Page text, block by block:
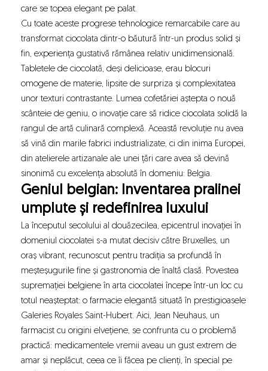
care se topea elegant pe palat.
Cu toate aceste progrese tehnologice remarcabile care au
transformat ciocolata dintr-o băutură într-un produs solid și
fin, experiența gustativă rămânea relativ unidimensională.
Tabletele de ciocolată, deși delicioase, erau blocuri
omogene de materie, lipsite de surpriza și complexitatea
unor texturi contrastante. Lumea cofetăriei aștepta o nouă
scânteie de geniu, o inovație care să ridice ciocolata solidă la
rangul de artă culinară complexă. Această revoluție nu avea
să vină din marile fabrici industrializate, ci din inima Europei,
din atelierele artizanale ale unei țări care avea să devină
sinonimă cu excelența absolută în domeniu: Belgia.
Geniul belgian: Inventarea pralinei
umplute și redefinirea luxului
La începutul secolului al douăzecilea, epicentrul inovației în
domeniul ciocolatei s-a mutat decisiv către Bruxelles, un
oraș vibrant, recunoscut pentru tradiția sa profundă în
meșteșugurile fine și gastronomia de înaltă clasă. Povestea
supremației belgiene în arta ciocolatei începe într-un loc cu
totul neașteptat: o farmacie elegantă situată în prestigioasele
Galeries Royales Saint-Hubert. Aici, Jean Neuhaus, un
farmacist cu origini elvețiene, se confrunta cu o problemă
practică: medicamentele vremii aveau un gust extrem de
amar și neplăcut, ceea ce îi făcea pe clienți, în special pe